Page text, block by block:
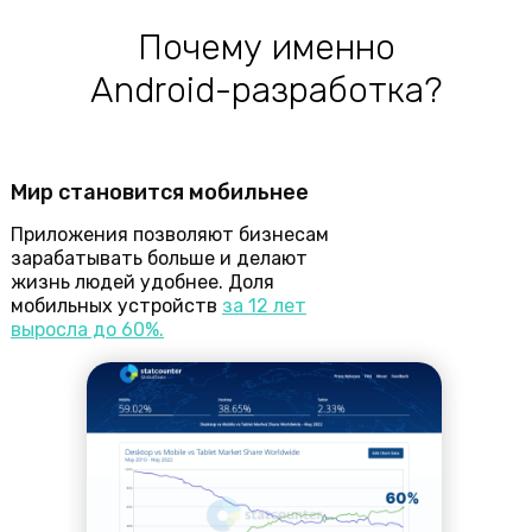
Почему именно
Android-разработка?
Мир становится мобильнее
Приложения позволяют бизнесам
зарабатывать больше и делают
жизнь людей удобнее. Доля
мобильных устройств за 12 лет
выросла до 60%.